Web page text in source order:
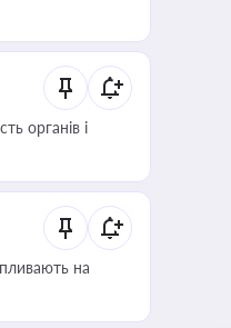
органів і
на